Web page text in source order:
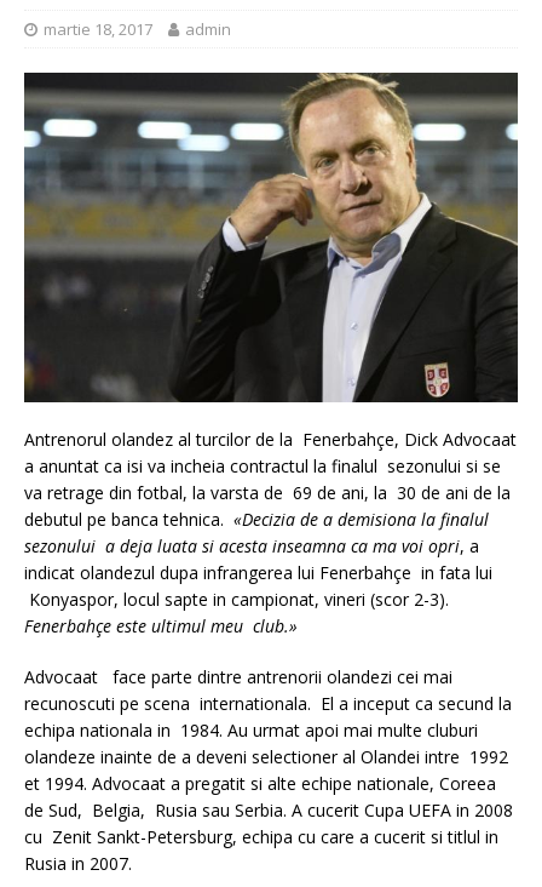
martie 18, 2017 admin
Antrenorul olandez al turcilor de la Fenerbahçe, Dick Advocaat
a anuntat ca isi va incheia contractul la finalul sezonului si se
va retrage din fotbal, la varsta de 69 de ani, la 30 de ani de la
debutul pe banca tehnica. «Decizia de a demisiona la finalul
sezonului a deja luata si acesta inseamna ca ma voi opri, a
indicat olandezul dupa infrangerea lui Fenerbahçe in fata lui
Konyaspor, locul sapte in campionat, vineri (scor 2-3).
Fenerbahçe este ultimul meu club.»
Advocaat face parte dintre antrenorii olandezi cei mai
recunoscuti pe scena internationala. El a inceput ca secund la
echipa nationala in 1984. Au urmat apoi mai multe cluburi
olandeze inainte de a deveni selectioner al Olandei intre 1992
et 1994. Advocaat a pregatit si alte echipe nationale, Coreea
de Sud, Belgia, Rusia sau Serbia. A cucerit Cupa UEFA in 2008
cu Zenit Sankt-Petersburg, echipa cu care a cucerit si titlul in
Rusia in 2007.